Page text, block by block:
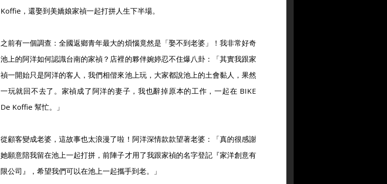
Koffie，還娶到美嬌娘家禎一起打拼人生下半場。
之前有一個調查：全國返鄉青年最大的煩惱竟然是「娶不到老婆」！我非常好奇
池上的阿洋如何認識台南的家禎？店裡的夥伴婉婷忍不住爆八卦：「其實我跟家
禎一開始只是阿洋的客人，我們相偕來池上玩，大家都說池上的土會黏人，果然
一玩就回不去了。家禎成了阿洋的妻子，我也辭掉原本的工作，一起在 BIKE
De Koffie 幫忙。」
從顧客變成老婆，這故事也太浪漫了啦！阿洋深情款款望著老婆：「真的很感謝
她願意陪我留在池上一起打拼，前陣子才用了我跟家禎的名字登記『家洋創意有
限公司』，希望我們可以在池上一起攜手到老。」